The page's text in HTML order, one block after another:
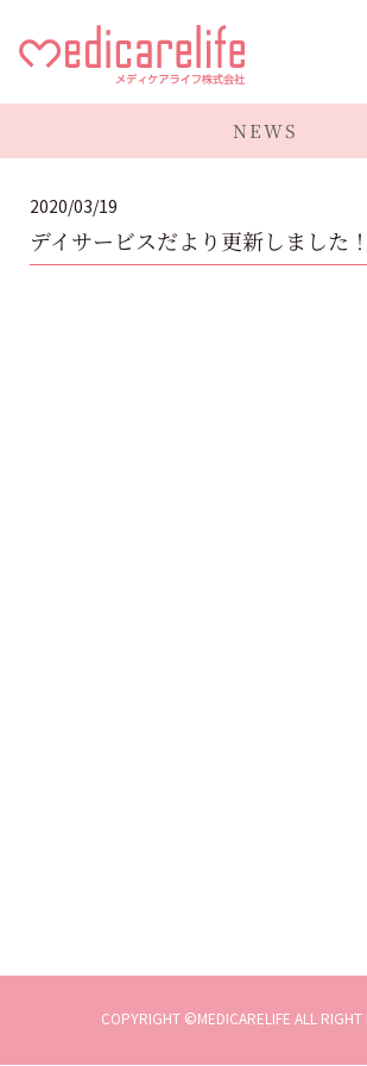
メディケア
会社
NEWS
2020/03/19
デイサービスだより更新しました！
COPYRIGHT ©MEDICARELIFE ALL RIGHT